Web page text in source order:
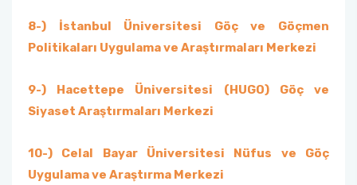
8-) İstanbul Üniversitesi Göç ve Göçmen
Politikaları Uygulama ve Araştırmaları Merkezi
9-) Hacettepe Üniversitesi (HUGO) Göç ve
Siyaset Araştırmaları Merkezi
10-) Celal Bayar Üniversitesi Nüfus ve Göç
Uygulama ve Araştırma Merkezi